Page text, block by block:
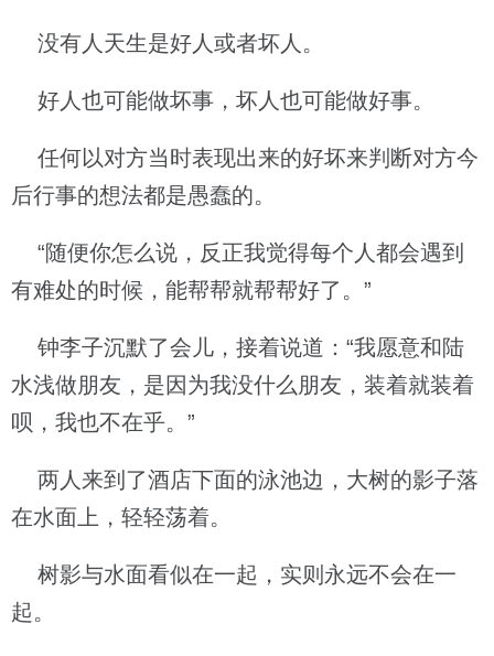
没有人天生是好人或者坏人。
好人也可能做坏事，坏人也可能做好事。
任何以对方当时表现出来的好坏来判断对方今
后行事的想法都是愚蠢的。
“随便你怎么说，反正我觉得每个人都会遇到
有难处的时候，能帮帮就帮帮好了。”
钟李子沉默了会儿，接着说道：“我愿意和陆
水浅做朋友，是因为我没什么朋友，装着就装着
呗，我也不在乎。”
两人来到了酒店下面的泳池边，大树的影子落
在水面上，轻轻荡着。
树影与水面看似在一起，实则永远不会在一
起。